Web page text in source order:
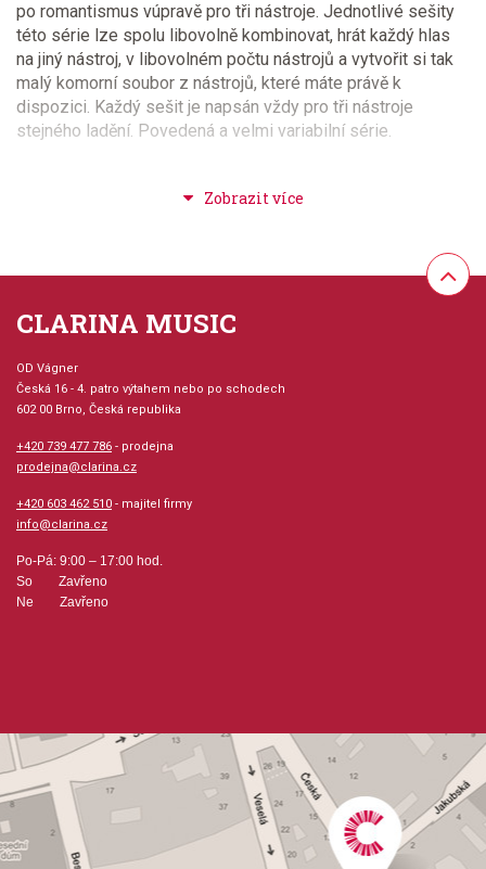
po romantismus vúpravě pro tři nástroje. Jednotlivé sešity
této série lze spolu libovolně kombinovat, hrát každý hlas
na jiný nástroj, v libovolném počtu nástrojů a vytvořit si tak
malý komorní soubor z nástrojů, které máte právě k
dispozici. Každý sešit je napsán vždy pro tři nástroje
stejného ladění. Povedená a velmi variabilní série.
Provedení: sešit - měkká vazba
spirituály + folk + country, klasická + duchovní
hudba
Velikost (rozměr): 23 x 30 cm
Počet skladeb: 17
Počet stran: 24
Výrobce: ALFRED PUBLISHING CO.,INC.
CLARINA MUSIC
OD Vágner
Česká 16 - 4. patro výtahem nebo po schodech
602 00 Brno, Česká republika
+420 739 477 786 - prodejna
prodejna@clarina.cz
+420 603 462 510 - majitel firmy
info@clarina.cz
Po-Pá: 9:00 – 17:00 hod.
So Zavřeno
Ne Zavřeno